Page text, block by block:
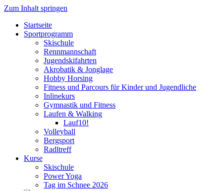
Zum Inhalt springen
Startseite
Sportprogramm
Skischule
Rennmannschaft
Jugendskifahrten
Akrobatik & Jonglage
Hobby Horsing
Fitness und Parcours für Kinder und Jugendliche
Inlinekurs
Gymnastik und Fitness
Laufen & Walking
Lauf10!
Volleyball
Bergsport
Radltreff
Kurse
Skischule
Power Yoga
Tag im Schnee 2026